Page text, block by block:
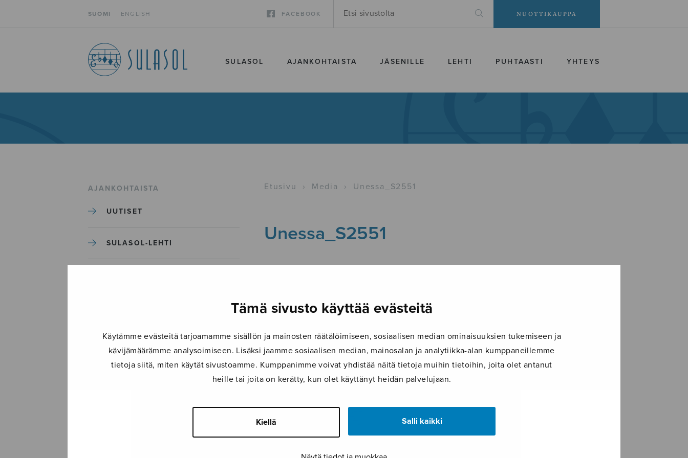
Tämä sivusto käyttää evästeitä
Käytämme evästeitä tarjoamamme sisällön ja mainosten räätälöimiseen, sosiaalisen median ominaisuuksien tukemiseen ja
kävijämäärämme analysoimiseen. Lisäksi jaamme sosiaalisen median, mainosalan ja analytiikka-alan kumppaneillemme
tietoja siitä, miten käytät sivustoamme. Kumppanimme voivat yhdistää näitä tietoja muihin tietoihin, joita olet antanut
heille tai joita on kerätty, kun olet käyttänyt heidän palvelujaan.
Kiellä Salli kaikki
SUOMI ENGLISH FACEBOOK NUOTTIKAUPPA
SULASOL AJANKOHTAISTA JÄSENILLE LEHTI PUHTAASTI YHTEYS
AJANKOHTAISTA
UUTISET
SULASOL-LEHTI
TAPAHTUMAT
ILMOITA TAPAHTUMA
Etusivu › Media › Unessa_S2551
Unessa_S2551